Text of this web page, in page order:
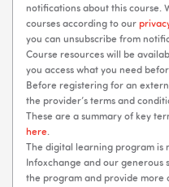
notifications about this course.
courses according to our
you can unsubscribe from
Course resources will be
you access what you need
Before registering for an
the provider’s terms and
These are a summary of key
here.
The digital learning program is
Infoxchange and our generous
the program and provide more